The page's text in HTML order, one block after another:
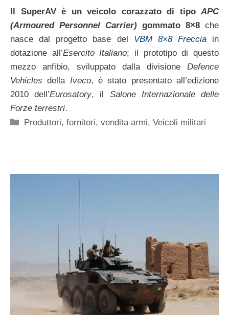
Il SuperAV è un veicolo corazzato di tipo APC
(Armoured Personnel Carrier) gommato 8×8 che
nasce dal progetto base del VBM 8×8 Freccia
in
dotazione all’Esercito Italiano; il prototipo di questo
mezzo anfibio, sviluppato dalla divisione Defence
Vehicles della Iveco, è stato presentato all’edizione
2010 dell’Eurosatory, il Salone Internazionale delle
Forze terrestri.
Categorie
Produttori, fornitori, vendita armi,Veicoli militari